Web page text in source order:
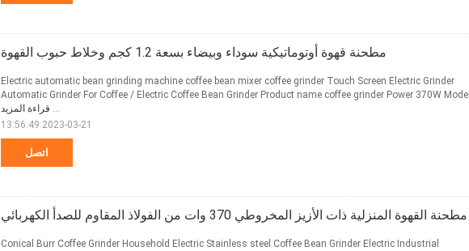
مطحنة قهوة أوتوماتيكية سوداء وبيضاء بسعة 1.2 كجم وخلاط حبوب القهوة
اتصل
Electric automatic bean grinding machine coffee bean mixer coffee grinder Touch Screen Electric Grinder
Automatic Grinder For Coffee / Electric Coffee Bean Grinder Product name coffee grinder Power 370W Model
... قراءة المزيد
2023-03-21 13:56:49
مطحنة القهوة المنزلية ذات الأزيز المخروطي 370 وات من الفولاذ المقاوم للصدأ الكهربائي
Conical Burr Coffee Grinder Household Electric Stainless steel Coffee Bean Grinder Electric Industrial